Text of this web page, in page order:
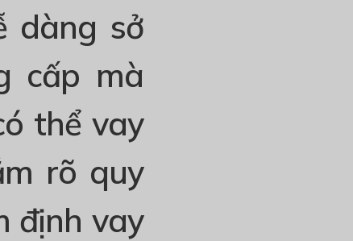
dàng sở
cấp mà
thể vay
rõ quy
định vay